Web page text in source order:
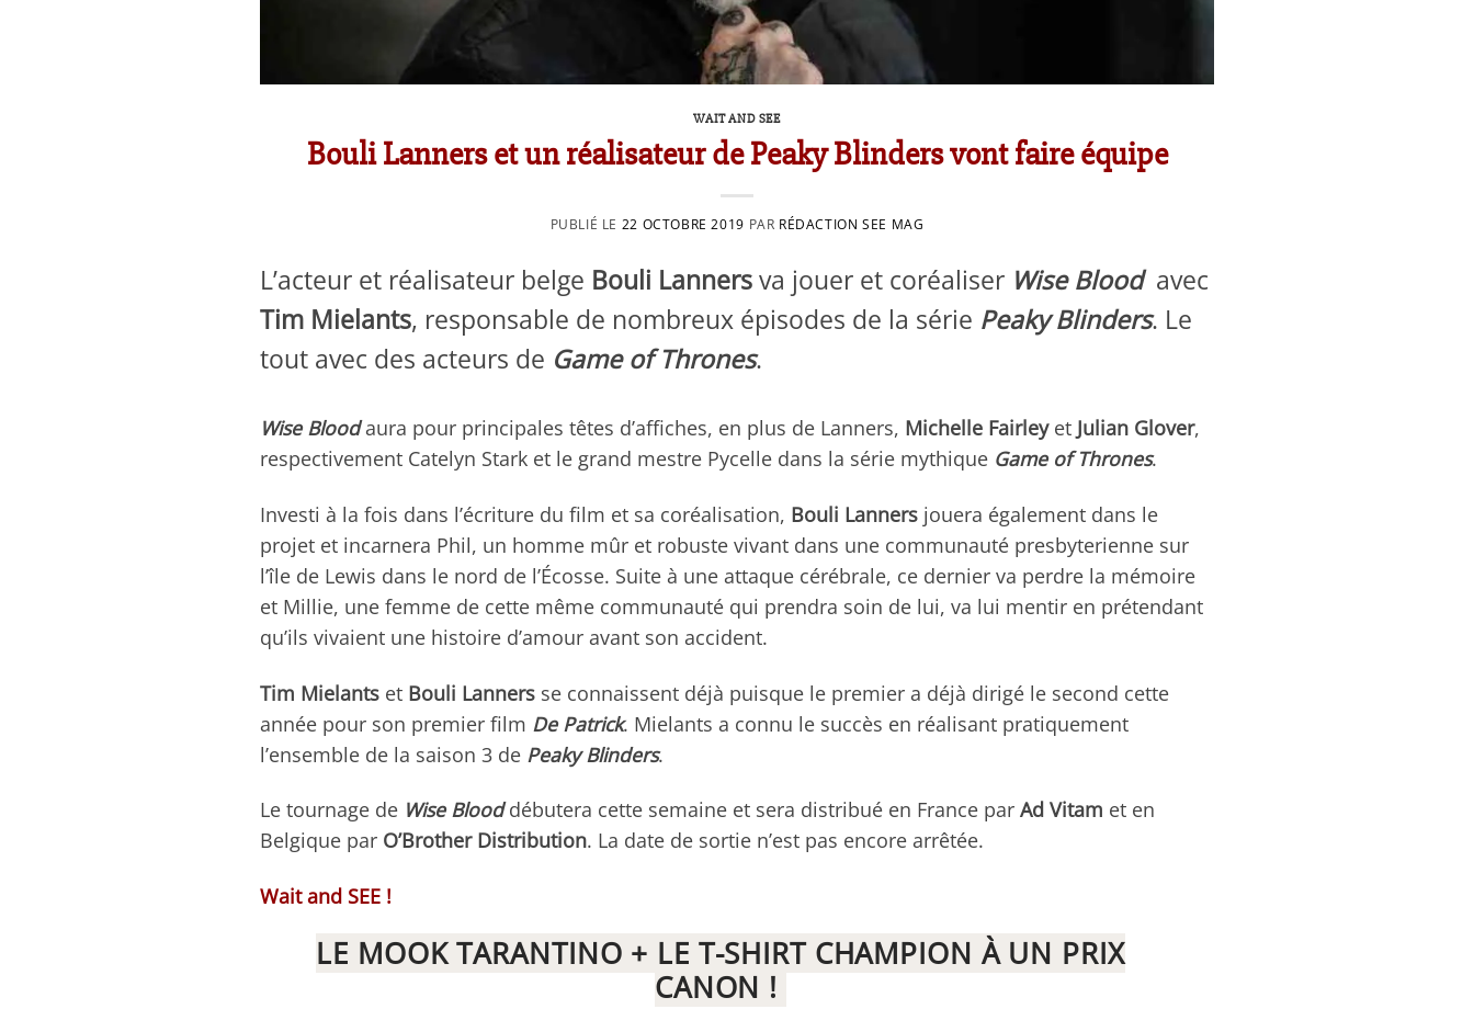
WAIT AND SEE
Bouli Lanners et un réalisateur de Peaky Blinders vont faire équipe
PUBLIÉ LE 22 OCTOBRE 2019 PAR RÉDACTION SEE MAG
L’acteur et réalisateur belge Bouli Lannersva jouer et coréaliser Wise Bloodavec
Tim Mielants, responsable de nombreux épisodes de la série Peaky Blinders. Le
tout avec des acteurs de Game of Thrones.
Wise Bloodaura pour principales têtes d’affiches, en plus de Lanners, Michelle Fairleyet Julian Glover,
respectivement Catelyn Stark et le grand mestre Pycelle dans la série mythique Game of Thrones.
Investi à la fois dans l’écriture du film et sa coréalisation, Bouli Lanners jouera également dans le
projet et incarnera Phil, un homme mûr et robuste vivant dans une communauté presbyterienne sur
l’île de Lewis dans le nord de l’Écosse. Suite à une attaque cérébrale, ce dernier va perdre la mémoire
et Millie, une femme de cette même communauté qui prendra soin de lui, va lui mentir en prétendant
qu’ils vivaient une histoire d’amour avant son accident.
Tim Mielants et Bouli Lanners se connaissent déjà puisque le premier a déjà dirigé le second cette
année pour son premier film De Patrick. Mielants a connu le succès en réalisant pratiquement
l’ensemble de la saison 3 de Peaky Blinders.
Le tournage de Wise Blooddébutera cette semaine et sera distribué en France par Ad Vitam et en
Belgique par O’Brother Distribution. La date de sortie n’est pas encore arrêtée.
Wait and SEE !
LE MOOK TARANTINO + LE T-SHIRT CHAMPION À UN PRIX
CANON !